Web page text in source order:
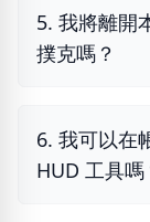
5. 我將離開
撲克嗎？
6. 我可以在
HUD 工具嗎